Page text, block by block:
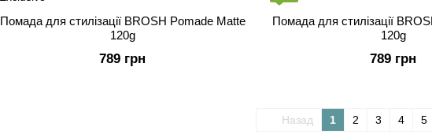
Помада для стилізації BROSH Pomade Matte
120g
789 грн
Помада для стилізації
120g
789 грн
Назад 1 2 3 4 5